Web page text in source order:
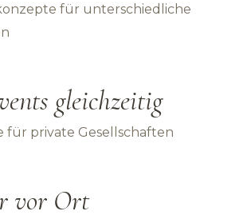
für unterschiedliche
gleichzeitig
für private Gesellschaften
vor Ort